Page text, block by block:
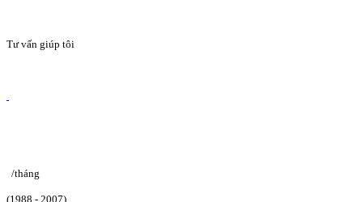
Tư vấn giúp tôi
/tháng
(1988 - 2007)